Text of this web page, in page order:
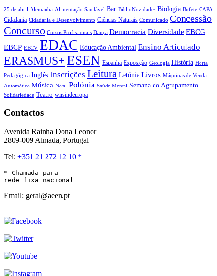
25 de abril Alemanha Alimentação Saudável Bar BiblioNovidades Biologia Bufete CAPA
Cidadania Cidadania e Desenvolvimento Ciências Naturais Comunicado Concessão
Concurso Cursos Profissionais Dança Democracia Diversidade EBCG
EBCP EBCV EDAC Educação Ambiental Ensino Articulado
ERASMUS+ESEN Espanha Exposição Geologia História Horta
Pedagógica Inglês Inscrições Leitura Letónia Livros Máquinas de Venda
Automática Música Natal Polónia Saúde Mental Semana do Agrupamento
Solidariedade Teatro wirsindeuropa
Contactos
Avenida Rainha Dona Leonor
2809-009 Almada, Portugal
Tel: +351 21 272 12 10 *
* Chamada para
rede fixa nacional
Email: geral@aeen.pt